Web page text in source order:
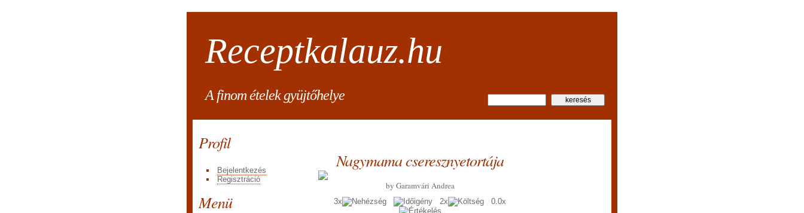
Receptkalauz.hu
A finom ételek gyüjtőhelye
Profil
Bejelentkezés
Regisztráció
Menü
Nagymama cseresznyetortája
by Garamvári Andrea
3x 2x 0.0x